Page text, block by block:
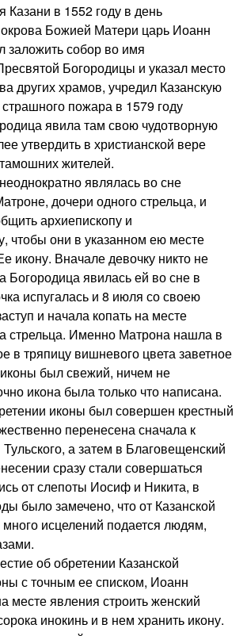
в 1552 году в день
Божией Матери царь Иоанн
заложить собор во имя
Богородицы и указал место
других храмов, учредил Казанскую
пожара в 1579 году
явила там свою чудотворную
утвердить в христианской вере
жителей.
являлась во сне
дочери одного стрельца, и
архиепископу и
чтобы они в указанном ею месте
икону. Вначале девочку никто не
Богородица явилась ей во сне в
испугалась и 8 июля со своею
и начала копать на месте
стрельца. Именно Матрона нашла в
в тряпицу вишневого цвета заветное
был свежий, ничем не
икона была только что написана.
иконы был совершен крестный
перенесена сначала к
а затем в Благовещенский
сразу стали совершаться
от слепоты Иосиф и Никита, в
было замечено, что от Казанской
исцелений подается людям,
об обретении Казанской
с точным ее списком, Иоанн
месте явления строить женский
инокинь и в нем хранить икону.